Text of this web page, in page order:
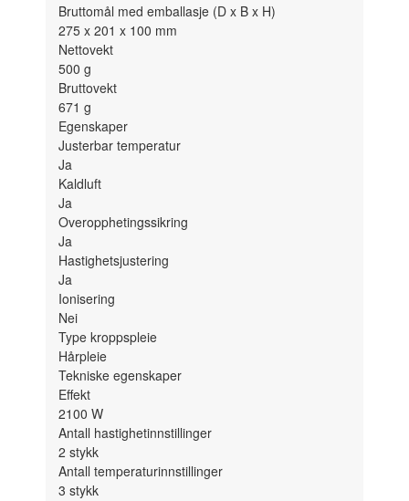
Bruttomål med emballasje (D x B x H)
275 x 201 x 100 mm
Nettovekt
500g
Bruttovekt
671g
Egenskaper
Justerbar temperatur
Ja
Kaldluft
Ja
Overopphetingssikring
Ja
Hastighetsjustering
Ja
Ionisering
Nei
Type kroppspleie
Hårpleie
Tekniske egenskaper
Effekt
2100W
Antall hastighetinnstillinger
2stykk
Antall temperaturinnstillinger
3stykk